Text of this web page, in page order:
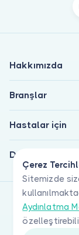
Çerez
Sitemizde
Aydınlatma
Hakkımızda
Branşlar
Hastalar için
Doktorlar için